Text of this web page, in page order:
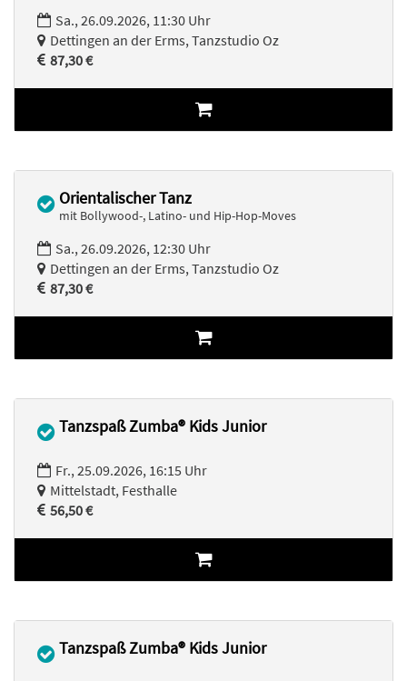
Sa., 26.09.2026, 11:30 Uhr
Dettingen an der Erms, Tanzstudio Oz
87,30 €
Orientalischer Tanz
mit Bollywood-, Latino- und Hip-Hop-Moves
Sa., 26.09.2026, 12:30 Uhr
Dettingen an der Erms, Tanzstudio Oz
87,30 €
Tanzspaß Zumba® Kids Junior
Fr., 25.09.2026, 16:15 Uhr
Mittelstadt, Festhalle
56,50 €
Tanzspaß Zumba® Kids Junior